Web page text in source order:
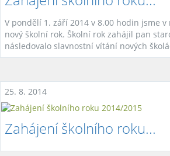
V pondělí 1. září 2014 v 8.00 hodin jsme
nový školní rok. Školní rok zahájil pan
následovalo slavnostní vítání nových
25. 8. 2014
Zahájení školního roku...